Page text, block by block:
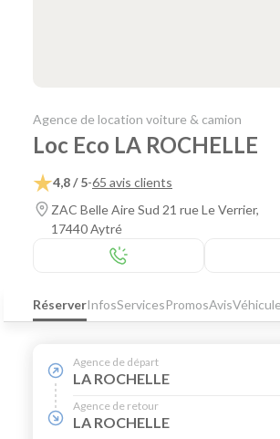
Agence de location voiture & camion
Loc Eco LA ROCHELLE
4,8 / 5-65 avis clients
ZAC Belle Aire Sud 21 rue Le Verrier,
17440 Aytré
RéserverInfosServicesPromosAvis
Agence de départ
LA ROCHELLE
Agence de retour
LA ROCHELLE